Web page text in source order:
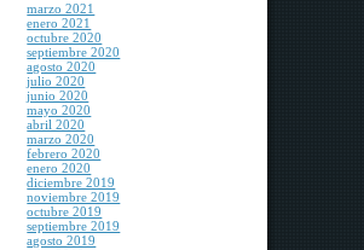
marzo 2021
enero 2021
octubre 2020
septiembre 2020
agosto 2020
julio 2020
junio 2020
mayo 2020
abril 2020
marzo 2020
febrero 2020
enero 2020
diciembre 2019
noviembre 2019
octubre 2019
septiembre 2019
agosto 2019